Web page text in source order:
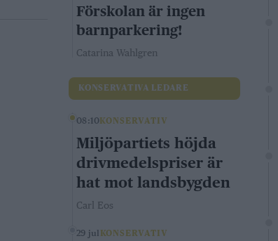
Förskolan är ingen
barnparkering!
Catarina Wahlgren
KONSERVATIVA LEDARE
08:10 KONSERVATIV
Miljöpartiets höjda
drivmedelspriser är
hat mot landsbygden
Carl Eos
29 jul KONSERVATIV